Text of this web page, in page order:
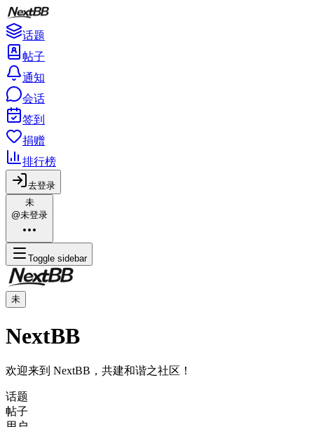
话题
帖子
通知
会话
签到
捐赠
排行榜
去登录
未
@未登录
Toggle sidebar
未
NextBB
欢迎来到 NextBB，共建和谐之社区！
话题
帖子